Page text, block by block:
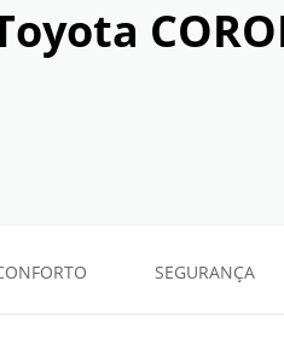
SEGURANÇA